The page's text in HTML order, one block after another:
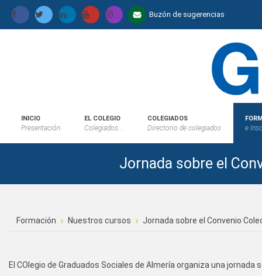
Buzón de sugerencias
INICIO
Presentación
EL COLEGIO
Colegiados...
COLEGIADOS
Directorio de colegiados e
Formación Nuestros cursos Jornada sobre el Convenio
Jornada sobre el
El COlegio de Graduados Sociales de Almería organiza una